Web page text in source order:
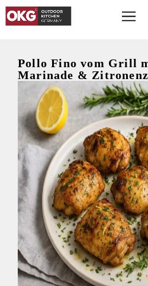
Pollo Fino vom Grill
Marinade &